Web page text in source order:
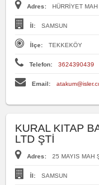
Adres: HÜRRİYET
İl: SAMSUN
İlçe: TEKKEKÖY
Telefon: 3624390439
Email:
KURAL KITAP
LTD ŞTİ
Adres: 25 MAYIS MAH
İl: SAMSUN